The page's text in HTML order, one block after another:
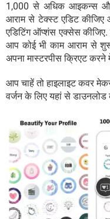
1,000 से अधिक आइकन्स
आराम से टेक्स्ट एडिट कीजिए
एडिटिंग ऑप्शंस एक्सेस
आप कोई भी काम आराम से
अपना मास्टरपीस क्रिएट
आप चाहें तो हाइलाइट कवर
वर्जन के लिए यहां से